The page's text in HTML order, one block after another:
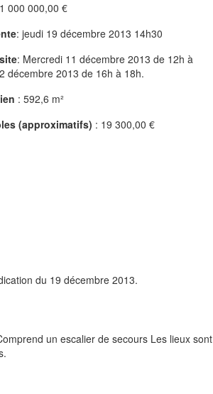
000 000,00 €
: jeudi 19 décembre 2013 14h30
: Mercredi 11 décembre 2013 de 12h à
décembre 2013 de 16h à 18h.
: 592,6 m²
(approximatifs) : 19 300,00 €
du 19 décembre 2013.
un escalier de secours Les lieux sont